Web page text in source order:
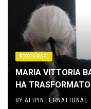
FOTOGRAFI
MARIA VITTORIA
HA
BY AFIPINTERNATIONAL